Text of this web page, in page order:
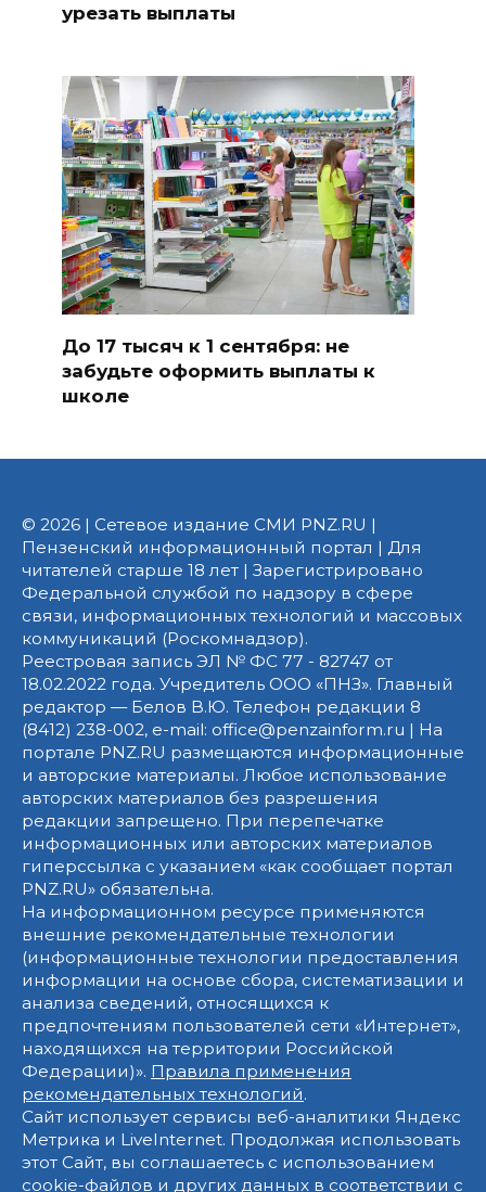
урезать выплаты
До 17 тысяч к 1 сентября: не
забудьте оформить выплаты к
школе
© 2026 | Сетевое издание СМИ PNZ.RU |
Пензенский информационный портал | Для
читателей старше 18 лет | Зарегистрировано
Федеральной службой по надзору в сфере
связи, информационных технологий и массовых
коммуникаций (Роскомнадзор).
Реестровая запись ЭЛ № ФС 77 - 82747 от
18.02.2022 года. Учредитель ООО «ПНЗ». Главный
редактор — Белов В.Ю. Телефон редакции 8
(8412) 238-002, e-mail: office@penzainform.ru | На
портале PNZ.RU размещаются информационные
и авторские материалы. Любое использование
авторских материалов без разрешения
редакции запрещено. При перепечатке
информационных или авторских материалов
гиперссылка с указанием «как сообщает портал
PNZ.RU» обязательна.
На информационном ресурсе применяются
внешние рекомендательные технологии
(информационные технологии предоставления
информации на основе сбора, систематизации и
анализа сведений, относящихся к
предпочтениям пользователей сети «Интернет»,
находящихся на территории Российской
Федерации)». Правила применения
рекомендательных технологий.
Сайт использует сервисы веб-аналитики Яндекс
Метрика и LiveInternet. Продолжая использовать
этот Сайт, вы соглашаетесь с использованием
cookie-файлов и других данных в соответствии с